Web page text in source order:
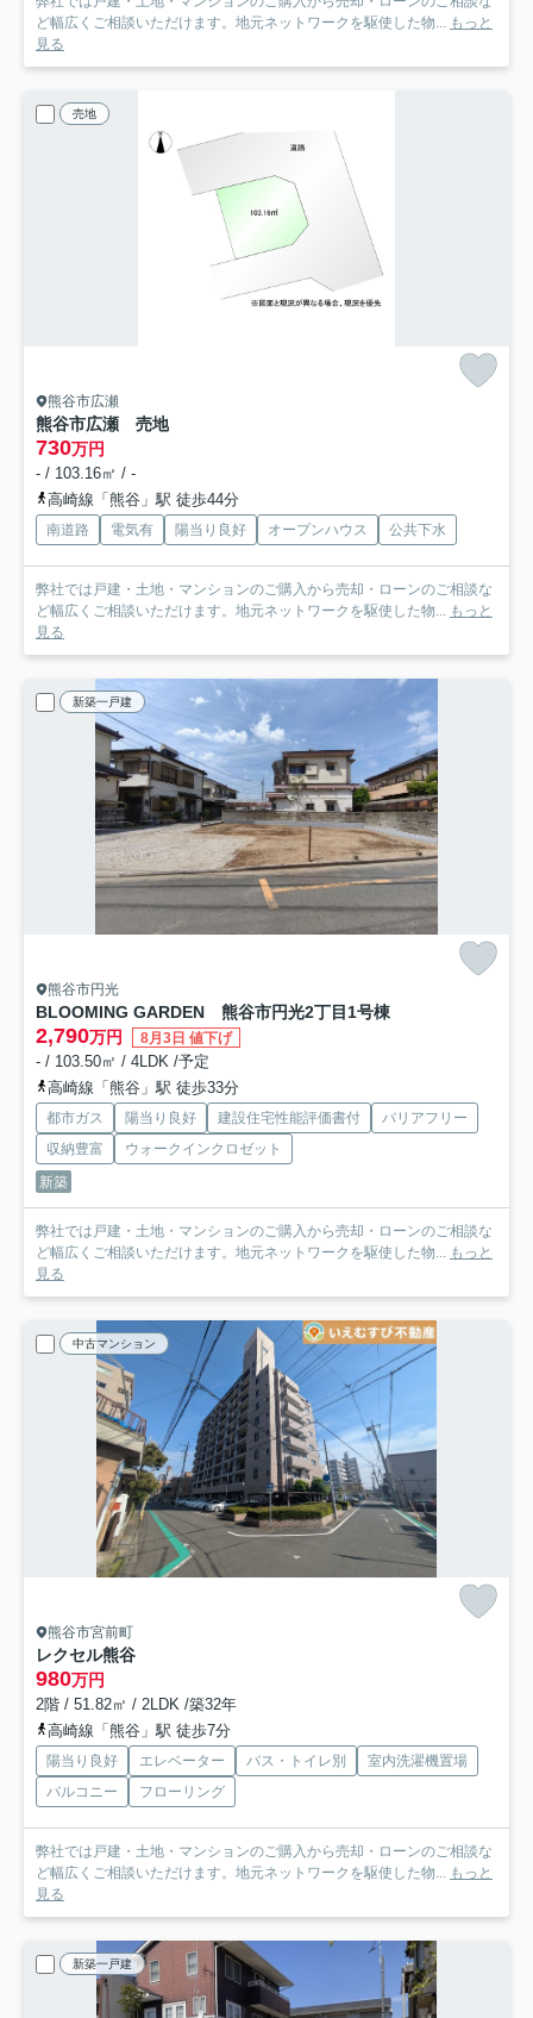
ど幅広くご相談いただけます。地元ネットワークを駆使した物... もっと
見る
売地
熊谷市広瀬
熊谷市広瀬 売地
730万円
- / 103.16㎡ / -
高崎線「熊谷」駅 徒歩44分
南道路 電気有 陽当り良好 オープンハウス 公共下水
弊社では戸建・土地・マンションのご購入から売却・ローンのご相談な
ど幅広くご相談いただけます。地元ネットワークを駆使した物... もっと
見る
新築一戸建
熊谷市円光
BLOOMING GARDEN 熊谷市円光2丁目1号棟
2,790万円 8月3日 値下げ
- / 103.50㎡ / 4LDK /予定
高崎線「熊谷」駅 徒歩33分
都市ガス 陽当り良好 建設住宅性能評価書付
バリアフリー
収納豊富
ウォークインクロゼット
新築
弊社では戸建・土地・マンションのご購入から売却・ローンのご相談な
ど幅広くご相談いただけます。地元ネットワークを駆使した物... もっと
見る
中古マンション
熊谷市宮前町
レクセル熊谷
980万円
2階 / 51.82㎡ / 2LDK /築32年
高崎線「熊谷」駅 徒歩7分
陽当り良好 エレベーター バス・トイレ別
室内洗濯機置場
バルコニー
フローリング
弊社では戸建・土地・マンションのご購入から売却・ローンのご相談な
ど幅広くご相談いただけます。地元ネットワークを駆使した物...
もっと
見る
新築一戸建